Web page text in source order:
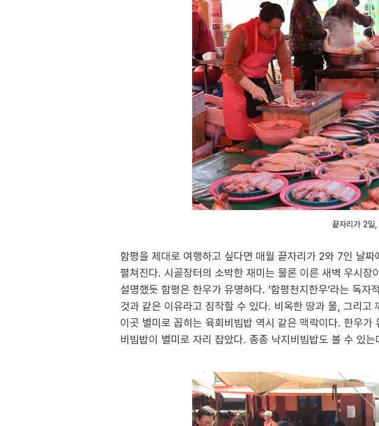
끝자리가 2일
함평을 제대로 여행하고 싶다면 매월 끝자리가 2와 7인 날
펼쳐진다. 시골장터의 소박한 재미는 물론 이른 새벽 우시
설명했듯 함평은 한우가 유명하다. ‘함평천지한우’라는 독
것과 같은 이유라고 짐작할 수 있다. 비옥한 땅과 물, 그리고
이곳 별미로 꼽히는 육회비빔밥 역시 같은 맥락이다. 한우
비빔밥이 별미로 자리 잡았다. 종종 낙지비빔밥도 볼 수 있